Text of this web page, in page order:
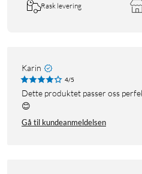
Rask levering
Karin
4/5
Dette produktet passer oss perfekt, til det vi skal bruke det til!
😊
Gå til kundeanmeldelsen